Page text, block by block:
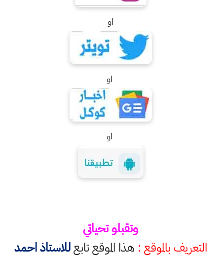
او
او
او
وتقبلو تحياتي
التعريف بالموقع : هذا الموقع تابعللاستاذ احمد